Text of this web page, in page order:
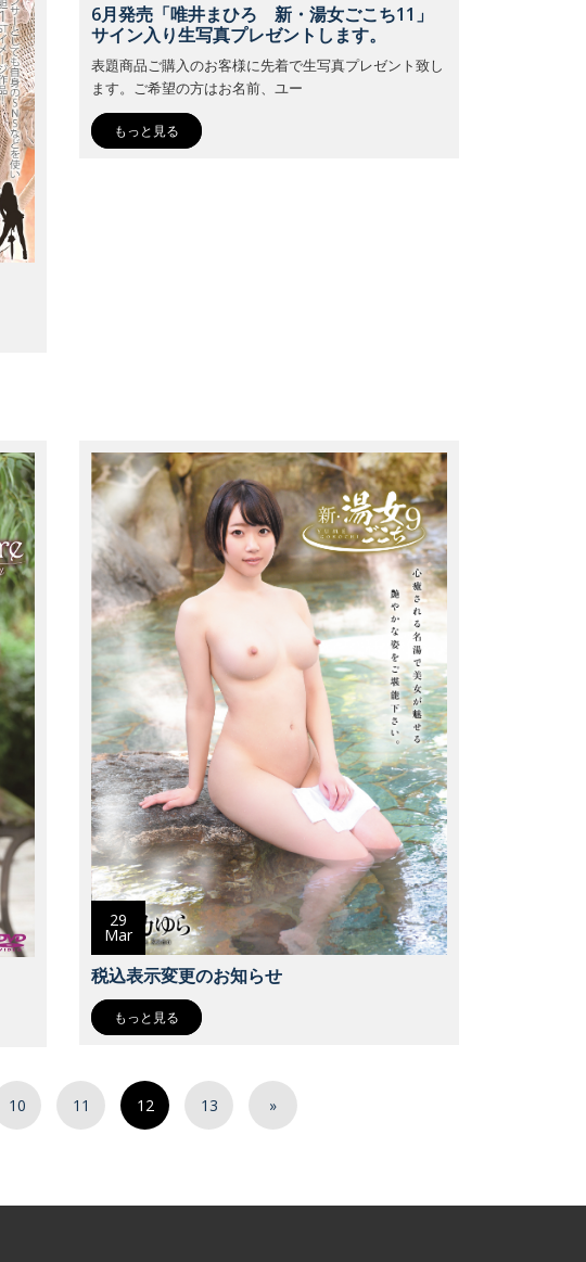
6月発売「唯井まひろ 新・湯女ごこち11」
サイン入り生写真プレゼントします。
表題商品ご購入のお客様に先着で生写真プレゼント致し
ます。ご希望の方はお名前、ユー
もっと見る
29
Mar
税込表示変更のお知らせ
もっと見る
10 11 12 13 »